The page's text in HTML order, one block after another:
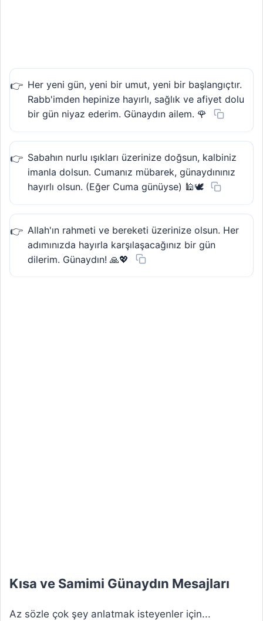
Her yeni gün, yeni bir umut, yeni bir başlangıçtır.
Rabb'imden hepinize hayırlı, sağlık ve afiyet dolu
bir gün niyaz ederim. Günaydın ailem. 🌹
Sabahın nurlu ışıkları üzerinize doğsun, kalbiniz
imanla dolsun. Cumanız mübarek, günaydınınız
hayırlı olsun. (Eğer Cuma günüyse) 🕌🕊️
Allah'ın rahmeti ve bereketi üzerinize olsun. Her
adımınızda hayırla karşılaşacağınız bir gün
dilerim. Günaydın! 🙏💖
Kısa ve Samimi Günaydın Mesajları
Az sözle çok şey anlatmak isteyenler için...